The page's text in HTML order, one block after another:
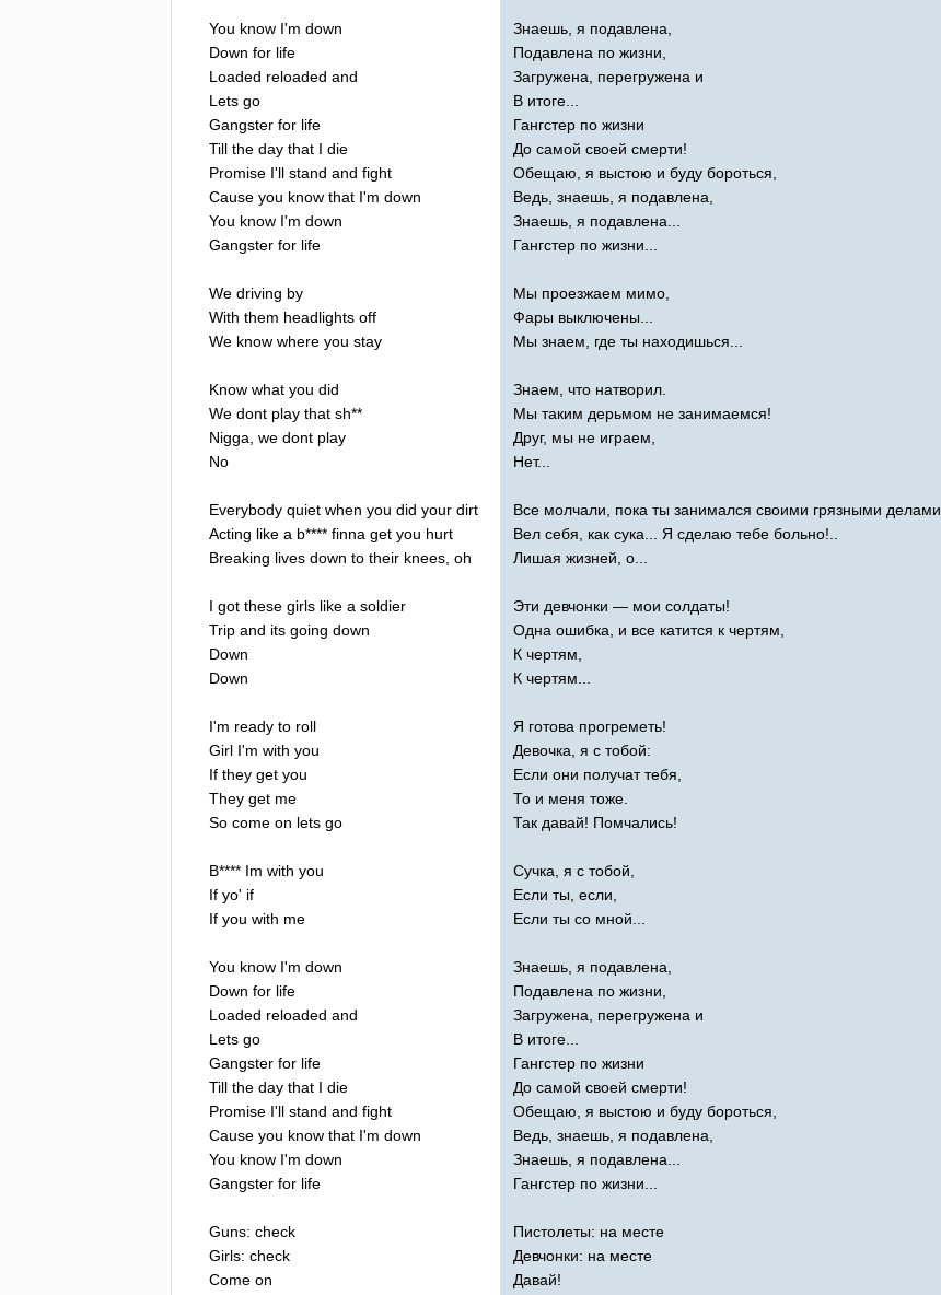
You know I'm down
Down for life
Loaded reloaded and
Lets go
Gangster for life
Till the day that I die
Promise I'll stand and fight
Cause you know that I'm down
You know I'm down
Gangster for life
We driving by
With them headlights off
We know where you stay
Know what you did
We dont play that sh**
Nigga we dont play
No
Everybody quiet when you did your dirt
Acting like a b**** finna get you hurt
Breaking lives down to their knees oh
I got these girls like a soldier
Trip and its going down
Down
Down
I'm ready to roll
Girl I'm with you
If they get you
They get me
So come on lets go
B**** Im with you
If yo' if
If you with me
You know I'm down
Down for life
Loaded reloaded and
Lets go
Gangster for life
Till the day that I die
Promise I'll stand and fight
Cause you know that I'm down
You know I'm down
Gangster for life
Guns: check
Girls: check
Come on
Знаешь, я подавлена,
Подавлена по жизни,
Загружена, перегружена и
В итоге...
Гангстер по жизни
До самой своей смерти!
Обещаю, я выстою и буду бороться,
Ведь, знаешь, я подавлена,
Знаешь, я подавлена...
Гангстер по жизни...
Мы проезжаем мимо,
Фары выключены...
Мы знаем, где ты находишься...
Знаем, что натворил.
Мы таким дерьмом не занимаемся!
Друг, мы не играем,
Нет...
Все молчали, пока ты занимался своими грязными делами,
Вел себя, как сука... Я сделаю тебе больно!..
Лишая жизней, о...
Эти девчонки — мои солдаты!
Одна ошибка, и все катится к чертям,
К чертям,
К чертям...
Я готова прогреметь!
Девочка, я с тобой:
Если они получат тебя,
То и меня тоже.
Так давай! Помчались!
Сучка, я с тобой,
Если ты, если,
Если ты со мной...
Знаешь, я подавлена,
Подавлена по жизни,
Загружена, перегружена и
В итоге...
Гангстер по жизни
До самой своей смерти!
Обещаю, я выстою и буду бороться,
Ведь, знаешь, я подавлена,
Знаешь, я подавлена...
Гангстер по жизни...
Пистолеты: на месте
Девчонки: на месте
Давай!